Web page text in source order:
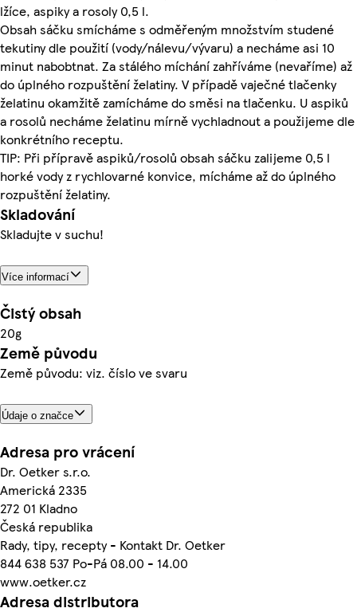
lžíce, aspiky a rosoly 0,5 l.
Obsah sáčku smícháme s odměřeným množstvím studené
tekutiny dle použití (vody/nálevu/vývaru) a necháme asi 10
minut nabobtnat. Za stálého míchání zahříváme (nevaříme) až
do úplného rozpuštění želatiny. V případě vaječné tlačenky
želatinu okamžitě zamícháme do směsi na tlačenku. U aspiků
a rosolů necháme želatinu mírně vychladnout a použijeme dle
konkrétního receptu.
TIP: Při přípravě aspiků/rosolů obsah sáčku zalijeme 0,5 l
horké vody z rychlovarné konvice, mícháme až do úplného
rozpuštění želatiny.
Skladování
Skladujte v suchu!
Více informací
Čistý obsah
20g
Země původu
Země původu: viz. číslo ve svaru
Údaje o značce
Adresa pro vrácení
Dr. Oetker s.r.o.
Americká 2335
272 01 Kladno
Česká republika
Rady, tipy, recepty - Kontakt Dr. Oetker
844 638 537 Po-Pá 08.00 - 14.00
www.oetker.cz
Adresa distributora